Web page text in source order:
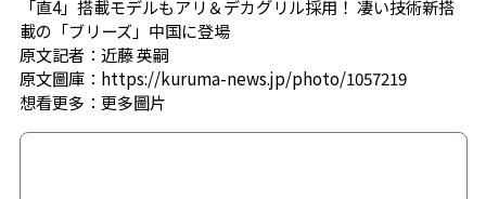
「直4」搭載モデルもアリ＆デカグリル採用！ 凄い技術新搭
載の「ブリーズ」中国に登場
原文記者：近藤 英嗣
原文圖庫：https://kuruma-news.jp/photo/1057219
想看更多： 更多圖片